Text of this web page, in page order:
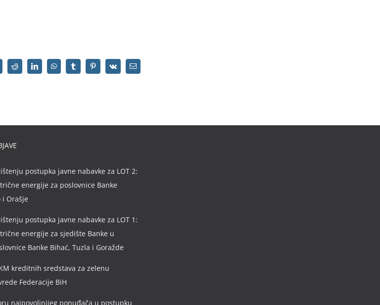
postupka javne nabavke za LOT 2:
energije za poslovnice Banke
i Orašje
postupka javne nabavke za LOT 1:
energije za sjedište Banke u
Banke Bihać, Tuzla i Goražde
kreditnih sredstava za zelenu
Federacije BiH
najpovoljnijeg ponuđača u postupku